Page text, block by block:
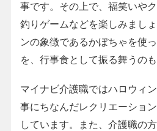
事です。その上で、福笑いや
釣りゲームなどを楽しみまし
ンの象徴であるかぼちゃを使
を、行事食として振る舞うのも
マイナビ介護職ではハロウィ
事にちなんだレクリエーショ
しています。また、介護職の